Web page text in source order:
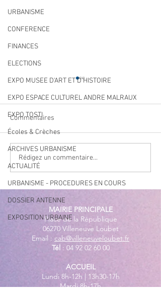
URBANISME
CONFERENCE
FINANCES
ELECTIONS
EXPO MUSEE D'ART ET D'HISTOIRE
EXPO ESPACE CULTUREL ANDRE MALRAUX
EXPO TOSTI
Écoles & Crèches
ARCHIVES URBANISME
ACTUALITÉ
URBANISME - PROCEDURES EN COURS
DOSSIER ANTENNE
EXPOSITION URBAINE
Navettes estivales Envibus
gratuites
Commentaires
Rédigez un commentaire...
MAIRIE PRINCIPALE
Place de la République
06270 Villeneuve Loubet
Email : cab@villeneuveloubet.fr
Tél : 04 92 02 60 00
ACCUEIL
Lundi 8h-12h | 13h30-17h
Mardi 8h-17h